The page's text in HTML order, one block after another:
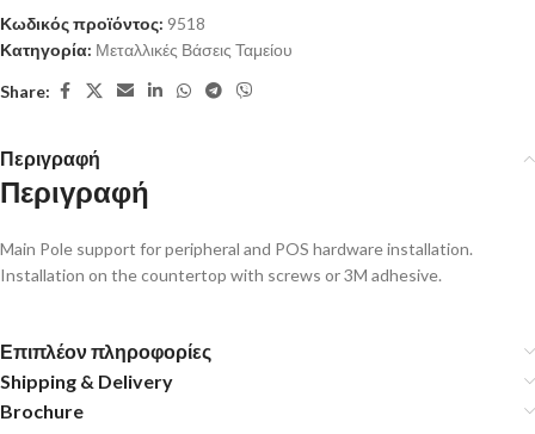
Κωδικός προϊόντος: 9518
Κατηγορία: Μεταλλικές Βάσεις Ταμείου
Share:
Περιγραφή
Περιγραφή
Main Pole support for peripheral and POS hardware installation.
Installation on the countertop with screws or 3M adhesive.
Επιπλέον πληροφορίες
Shipping & Delivery
Brochure